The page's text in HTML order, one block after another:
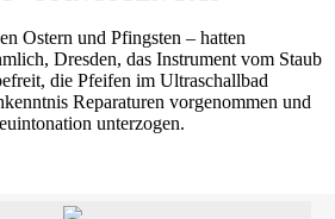
Ostern und Pfingsten – hatten
Dresden, das Instrument vom Staub
die Pfeifen im Ultraschallbad
Reparaturen vorgenommen und
unterzogen.